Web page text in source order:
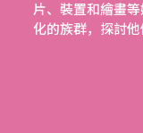
片、裝置和繪畫
化的族群，探討他